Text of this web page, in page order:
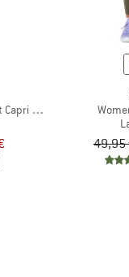
Tight
49,95